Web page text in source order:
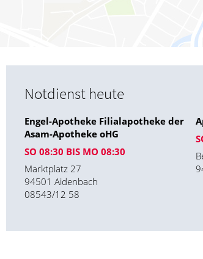
Notdienst heute
Engel-Apotheke Filialapotheke der
Asam-Apotheke oHG
SO 08:30 BIS MO 08:30
Marktplatz 27
94501 Aidenbach
08543/12 58